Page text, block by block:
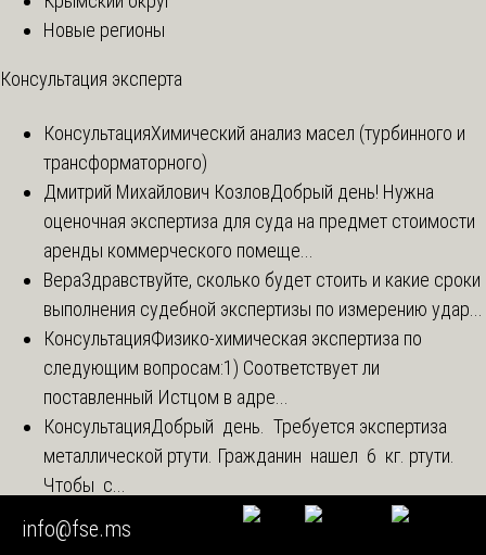
Новые регионы
Консультация эксперта
КонсультацияХимический анализ масел (турбинного и
трансформаторного)
Дмитрий Михайлович КозловДобрый день! Нужна
оценочная экспертиза для суда на предмет стоимости
аренды коммерческого помеще...
ВераЗдравствуйте, сколько будет стоить и какие сроки
выполнения судебной экспертизы по измерению удар...
КонсультацияФизико-химическая экспертиза по
следующим вопросам:1) Соответствует ли
поставленный Истцом в адре...
КонсультацияДобрый день. Требуется экспертиза
металлической ртути. Гражданин нашел 6 кг. ртути.
Чтобы с...
info@fse.ms